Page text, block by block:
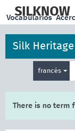
main
SILKNOW
Vocabularios
Silk
francés
There is no term